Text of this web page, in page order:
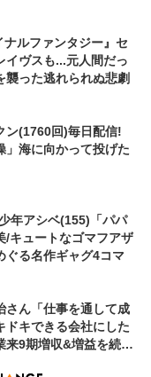
ルファンタジー』セ
イヴスも...元人間だっ
襲った逃れられぬ悲劇
ン(1760回)毎日配信!
」海に向かって投げた
年アシベ(155)「パパ
/キュートなゴマフアザ
ぐる名作ギャグ4コマ
さん「仕事を通して成
ドキできる会社にした
来9期増収&増益を続け